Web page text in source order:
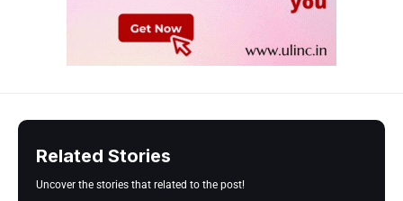
Related Stories
Uncover the stories that related to the post!